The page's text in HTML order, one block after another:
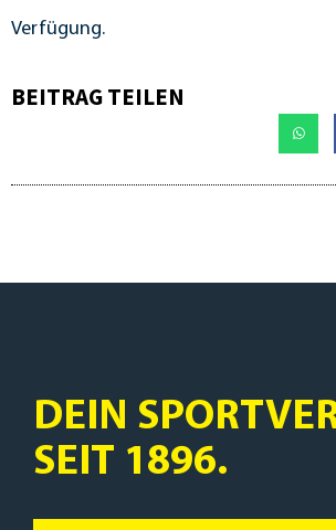
Verfügung.
BEITRAG TEILEN
DEIN
SEIT 1896.